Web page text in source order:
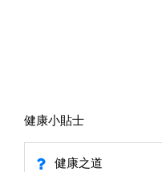
健康小貼士
健康之道